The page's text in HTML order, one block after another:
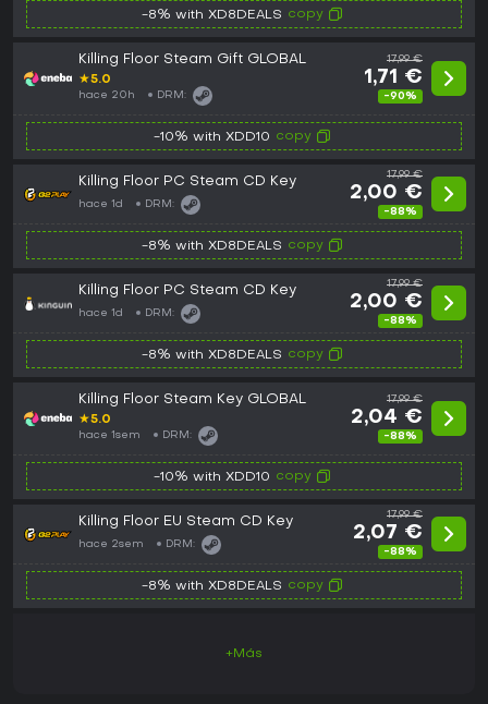
-8% with XD8DEALS copy
Killing Floor Steam Gift GLOBAL
★5.0
hace 20h DRM:
17,99 €
1,71 €
-90%
-10% with XDD10 copy
Killing Floor PC Steam CD Key
hace 1d DRM:
17,99 €
2,00 €
-88%
-8% with XD8DEALS copy
Killing Floor PC Steam CD Key
hace 1d DRM:
17,99 €
2,00 €
-88%
-8% with XD8DEALS copy
Killing Floor Steam Key GLOBAL
★5.0
hace 1sem DRM:
17,99 €
2,04 €
-88%
-10% with XDD10 copy
Killing Floor EU Steam CD Key
hace 2sem DRM:
17,99 €
2,07 €
-88%
-8% with XD8DEALS copy
+Más